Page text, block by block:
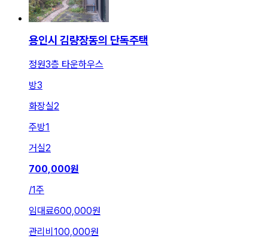
용인시 김량장동의 단독주택
정원3층 타운하우스
방3
화장실2
주방1
거실2
700,000원
/1주
임대료600,000원
관리비 100,000원